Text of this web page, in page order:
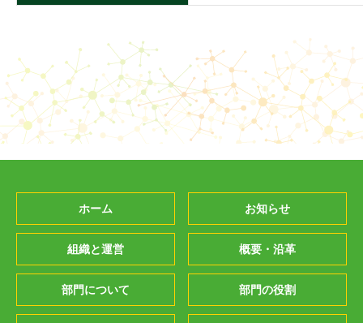
ホーム お知らせ
組織と運営 概要・沿革
部門について 部門の役割